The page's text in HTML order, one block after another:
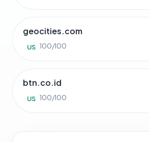
geocities.com
US 100/100
btn.co.id
US 100/100